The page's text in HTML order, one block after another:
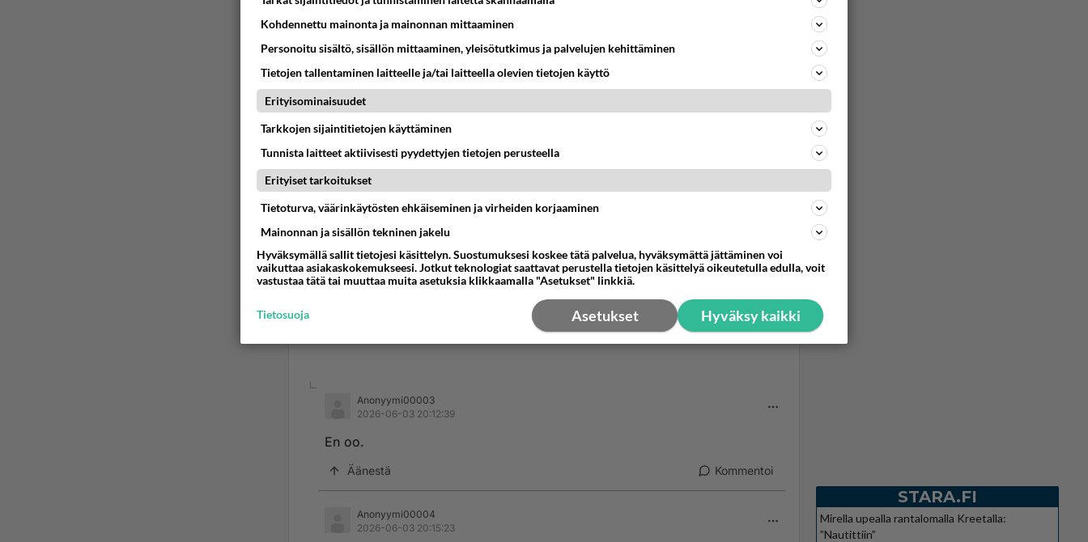
Anonyymi00003
2026-06-03 20:12:39
En oo.
Äänestä Kommentoi
Anonyymi00004
2026-06-03 20:15:23
STARA.FI
Mirella upealla rantalomalla Kreetalla:
”Nautittiin”
Kohdennettu mainonta ja mainonnan mittaaminen
Personoitu sisältö, sisällön mittaaminen, yleisötutkimus ja palvelujen kehittäminen
Tietojen tallentaminen laitteelle ja/tai laitteella olevien tietojen käyttö
Erityisominaisuudet
Tarkkojen sijaintitietojen käyttäminen
Tunnista laitteet aktiivisesti pyydettyjen tietojen perusteella
Erityiset tarkoitukset
Tietoturva, väärinkäytösten ehkäiseminen ja virheiden korjaaminen
Mainonnan ja sisällön tekninen jakelu
Hyväksymällä sallit tietojesi käsittelyn. Suostumuksesi koskee tätä palvelua, hyväksymättä jättäminen voi
vaikuttaa asiakaskokemukseesi. Jotkut teknologiat saattavat perustella tietojen käsittelyä oikeutetulla edulla, voit
vastustaa tätä tai muuttaa muita asetuksia klikkaamalla "Asetukset" linkkiä.
Hyväksy kaikki
Asetukset
Tietosuoja